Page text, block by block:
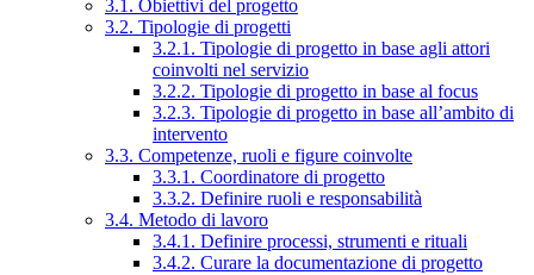
3.1. Obiettivi del progetto
3.2. Tipologie di progetti
3.2.1. Tipologie di progetto in base agli attori
coinvolti nel servizio
3.2.2. Tipologie di progetto in base al focus
3.2.3. Tipologie di progetto in base all’ambito di
intervento
3.3. Competenze, ruoli e figure coinvolte
3.3.1. Coordinatore di progetto
3.3.2. Definire ruoli e responsabilità
3.4. Metodo di lavoro
3.4.1. Definire processi, strumenti e rituali
3.4.2. Curare la documentazione di progetto